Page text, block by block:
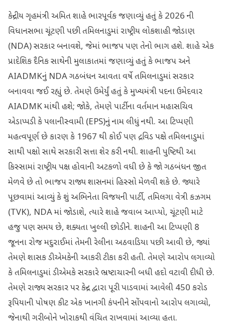
કેન્દ્રીય ગૃહમંત્રી અમિત શાહે ભારપૂર્વક જણાવ્યું હતું કે 2026 ની
વિધાનસભા ચૂંટણી પછી તમિલનાડુમાં રાષ્ટ્રીય લોકશાહી જોડાણ
(NDA) સરકાર બનાવશે, જેમાં ભાજપ પણ તેનો ભાગ હશે. શાહે એક
પ્રાદેશિક દૈનિક સાથેની મુલાકાતમાં જણાવ્યું હતું કે ભાજપ અને
AIADMKનું NDA ગઠબંધન આવતા વર્ષે તમિલનાડુમાં સરકાર
બનાવવા જઈ રહ્યું છે. તેમણે ઉમેર્યું હતું કે મુખ્યમંત્રી પદના ઉમેદવાર
AIADMK માંથી હશે; જોકે, તેમણે પાર્ટીના વર્તમાન મહાસચિવ
એડાપ્પડી કે પલાનીસ્વામી (EPS)નું નામ લીધું નથી. આ ટિપ્પણી
મહત્વપૂર્ણ છે કારણ કે 1967 થી કોઈ પણ દ્રવિડ પક્ષે તમિલનાડુમાં
સાથી પક્ષો સાથે સરકારી સત્તા શેર કરી નથી. શાહની પુષ્ટિથી આ
કિસ્સામાં રાષ્ટ્રીય પક્ષ હોવાની અટકળો વધી છે કે જો ગઠબંધન જીત
મેળવે છે તો ભાજપ રાજ્ય શાસનમાં હિસ્સો મેળવી શકે છે. જ્યારે
પૂછવામાં આવ્યું કે શું અભિનેતા વિજયની પાર્ટી, તમિલગા વેત્રી કઝગમ
(TVK), NDA માં જોડાશે, ત્યારે શાહે જવાબ આપ્યો, ચૂંટણી માટે
હજુ પણ સમય છે, શક્યતા ખુલ્લી છોડીને. શાહની આ ટિપ્પણી 8
જૂનના રોજ મદુરાઈમાં તેમની રેલીના અઠવાડિયા પછી આવી છે, જ્યાં
તેમણે શાસક ડીએમકેની આકરી ટીકા કરી હતી. તેમણે આરોપ લગાવ્યો
કે તમિલનાડુમાં ડીએમકે સરકારે ભ્રષ્ટાચારની બધી હદો વટાવી દીધી છે.
તેમણે રાજ્ય સરકાર પર કેન્દ્ર દ્વારા પૂરી પાડવામાં આવેલી 450 કરોડ
રૂપિયાની પોષણ કીટ એક ખાનગી કંપનીને સોંપવાનો આરોપ લગાવ્યો,
જેનાથી ગરીબોને ખોરાકથી વંચિત રાખવામાં આવ્યા હતા.